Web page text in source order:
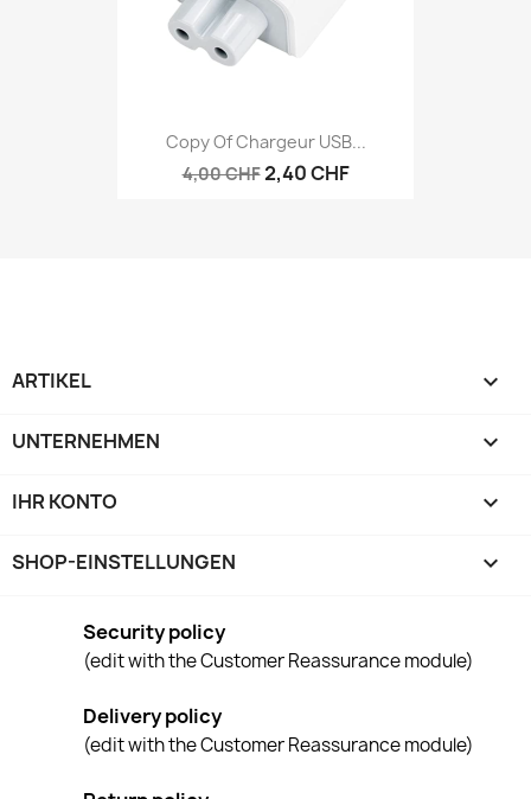
Copy Of Chargeur USB...
4,00 CHF2,40 CHF
ARTIKEL 
UNTERNEHMEN 
IHR KONTO 
SHOP-EINSTELLUNGEN keyboard_arrow_down
Security policy
(edit with the Customer Reassurance module)
Delivery policy
(edit with the Customer Reassurance module)